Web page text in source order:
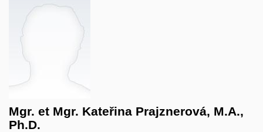
Mgr. et Mgr. Kateřina Prajznerová, M.A.,
Ph.D.